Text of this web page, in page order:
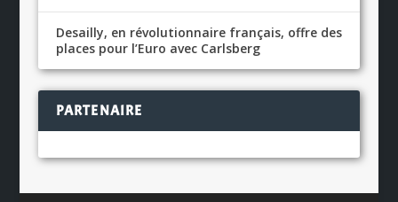
Desailly, en révolutionnaire français, offre des
places pour l’Euro avec Carlsberg
PARTENAIRE